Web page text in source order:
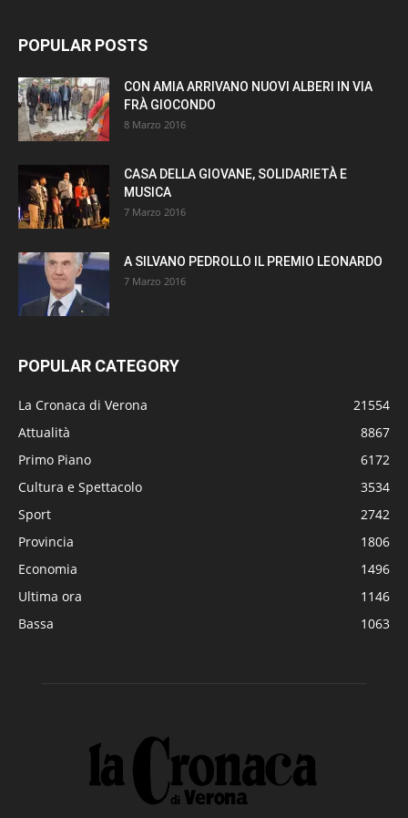
POPULAR POSTS
CON AMIA ARRIVANO NUOVI ALBERI IN VIA
FRÀ GIOCONDO
8 Marzo 2016
CASA DELLA GIOVANE, SOLIDARIETÀ E
MUSICA
7 Marzo 2016
A SILVANO PEDROLLO IL PREMIO LEONARDO
7 Marzo 2016
POPULAR CATEGORY
La Cronaca di Verona
21554
Attualità
8867
Primo Piano
6172
Cultura e Spettacolo
3534
Sport
2742
Provincia
1806
Economia
1496
Ultima ora
1146
Bassa
1063